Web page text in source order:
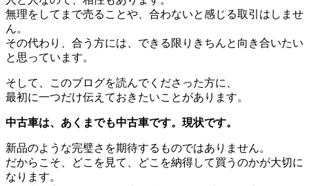
無理をしてまで売ることや、合わないと感じる取引はしませ
ん。
その代わり、合う方には、できる限りきちんと向き合いたい
と思っています。
そして、このブログを読んでくださった方に、
最初に一つだけ伝えておきたいことがあります。
中古車は、あくまでも中古車です。現状です。
新品のような完璧さを期待するものではありません。
だからこそ、どこを見て、どこを納得して買うのかが大切に
なります。